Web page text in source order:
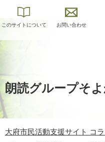
このサイトについて お問い合わせ
朗読グループそ
大府市民活動支援サイト コ